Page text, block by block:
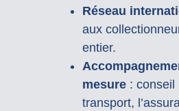
Réseau
aux
entier.
mesure: conseil
transport,